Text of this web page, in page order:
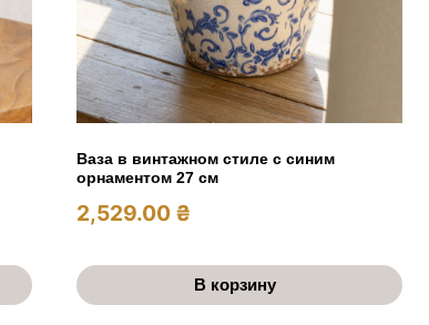
Ваза в винтажном стиле с синим
орнаментом 27 см
2,529.00 ₴
В корзину